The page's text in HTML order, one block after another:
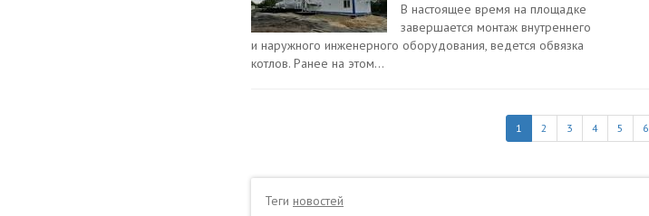
В настоящее время на площадке
завершается монтаж внутреннего
и наружного инженерного оборудования, ведется обвязка
котлов. Ранее на этом...
1 2 3 4 5 6
Теги новостей